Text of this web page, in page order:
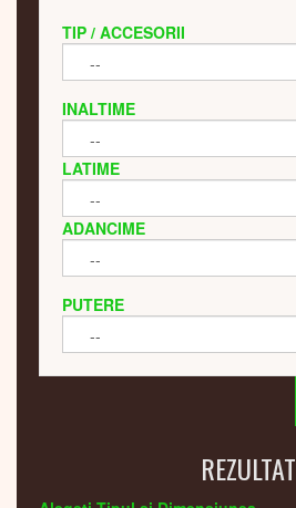
TIP / ACCESORII
INALTIME
LATIME
ADANCIME
PUTERE
REZULTAT